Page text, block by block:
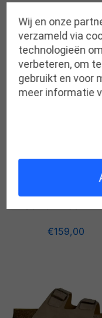
€159,00
Wij en onze
verzameld via
technologieën
verbeteren, om
gebruikt en voor
meer informatie